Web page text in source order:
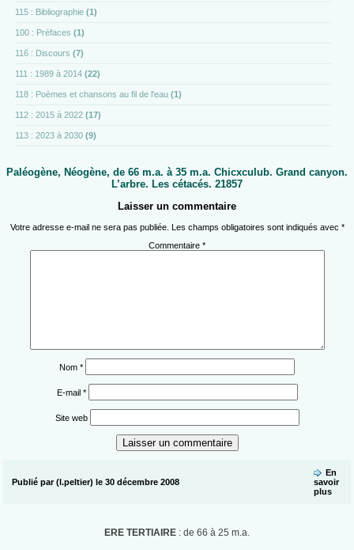
115 : Bibliographie (1)
100 : Préfaces (1)
116 : Discours (7)
111 : 1989 à 2014 (22)
118 : Poèmes et chansons au fil de l'eau (1)
112 : 2015 à 2022 (17)
113 : 2023 à 2030 (9)
Paléogène, Néogène, de 66 m.a. à 35 m.a. Chicxculub. Grand canyon.
L’arbre. Les cétacés. 21857
Laisser un commentaire
Votre adresse e-mail ne sera pas publiée. Les champs obligatoires sont indiqués avec *
Commentaire *
Nom *
E-mail *
Site web
Publié par (l.peltier) le 30 décembre 2008
En
savoir
plus
ERE TERTIAIRE : de 66 à 25 m.a.